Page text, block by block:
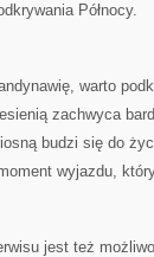
Północy.
warto
zachwyca
budzi się do
wyjazdu,
jest też